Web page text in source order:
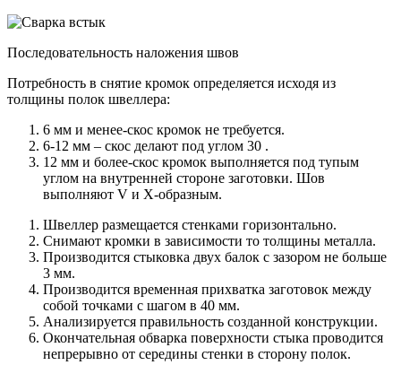
Последовательность наложения швов
Потребность в снятие кромок определяется исходя из
толщины полок швеллера:
6 мм и менее-скос кромок не требуется.
6-12 мм – скос делают под углом 30 .
12 мм и более-скос кромок выполняется под тупым
углом на внутренней стороне заготовки. Шов
выполняют V и Х-образным.
Швеллер размещается стенками горизонтально.
Снимают кромки в зависимости то толщины металла.
Производится стыковка двух балок с зазором не больше
3 мм.
Производится временная прихватка заготовок между
собой точками с шагом в 40 мм.
Анализируется правильность созданной конструкции.
Окончательная обварка поверхности стыка проводится
непрерывно от середины стенки в сторону полок.